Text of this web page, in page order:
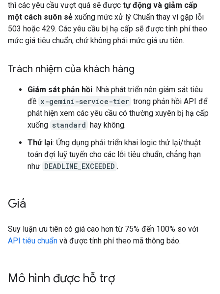
thì các yêu cầu vượt quá sẽ được tự động và giảm cấp
một cách suôn sẻ xuống mức xử lý Chuẩn thay vì gặp lỗi
503 hoặc 429. Các yêu cầu bị hạ cấp sẽ được tính phí theo
mức giá tiêu chuẩn, chứ không phải mức giá ưu tiên.
Trách nhiệm của khách hàng
Giám sát phản hồi: Nhà phát triển nên giám sát tiêu
đề x-gemini-service-tier trong phản hồi API để
phát hiện xem các yêu cầu có thường xuyên bị hạ cấp
xuống standard hay không.
Thử lại: Ứng dụng phải triển khai logic thử lại/thuật
toán đợi luỹ tuyến cho các lỗi tiêu chuẩn, chẳng hạn
như DEADLINE_EXCEEDED .
Giá
Suy luận ưu tiên có giá cao hơn từ 75% đến 100% so với
API tiêu chuẩn và được tính phí theo mã thông báo.
Mô hình được hỗ trợ